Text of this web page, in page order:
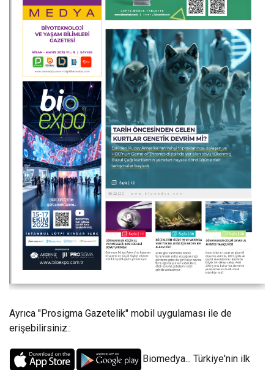
Ayrıca "Prosigma Gazetelik" mobil uygulaması ile de
erişebilirsiniz.:
Biomedya... Türkiye'nin ilk